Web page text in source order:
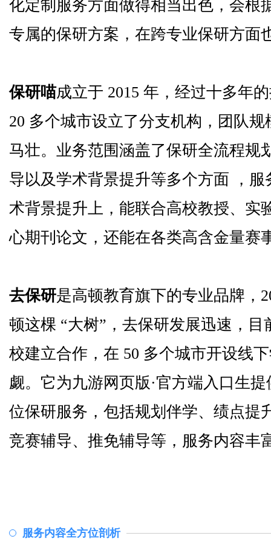
化定制服务方面做得相当出色，会根
专属的保研方案，在跨专业保研方面
保研喵成立于 2015 年，经过十多年
20 多个城市设立了分支机构，团队
马壮。业务范围涵盖了保研全流程规
导以及学术背景提升等多个方面 ，
术背景提升上，能联合高校教授、实
心期刊论文，还能在各类高含金量赛
去保研是高顿教育旗下的专业品牌，
顿这棵 “大树”，去保研发展迅速，目
校建立合作，在 50 多个城市开设线
觑。它为九游网页版·官方端入口生
位保研服务，包括规划伴学、绩点提
竞赛辅导、推免辅导等，服务内容丰
服务内容全方位剖析